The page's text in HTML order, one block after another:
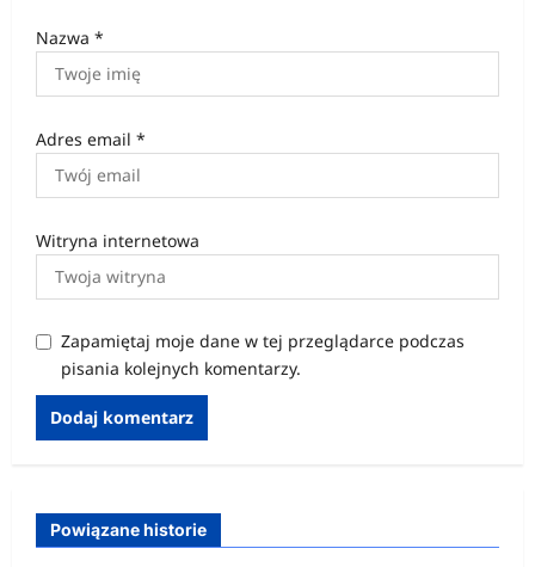
Nazwa *
Adres email *
Witryna internetowa
Zapamiętaj moje dane w tej przeglądarce podczas
pisania kolejnych komentarzy.
Powiązane historie